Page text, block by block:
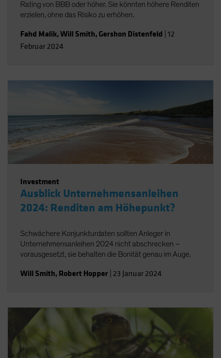
Rating von BBB oder höher. Sie könnten höhere Renditen
erzielen, ohne das Risiko zu erhöhen.
Fahd Malik,Will Smith, Gershon Distenfeld 12
Februar 2024
Investment
Ausblick Unternehmensanleihen
2024: Renditen am Höhepunkt?
Schwächere Konjunkturdaten sollten Anleger in
Unternehmensanleihen 2024 nicht abschrecken –
vorausgesetzt, sie behalten die Bonität genau im Auge.
Will Smith, Robert Hopper 23 Januar 2024